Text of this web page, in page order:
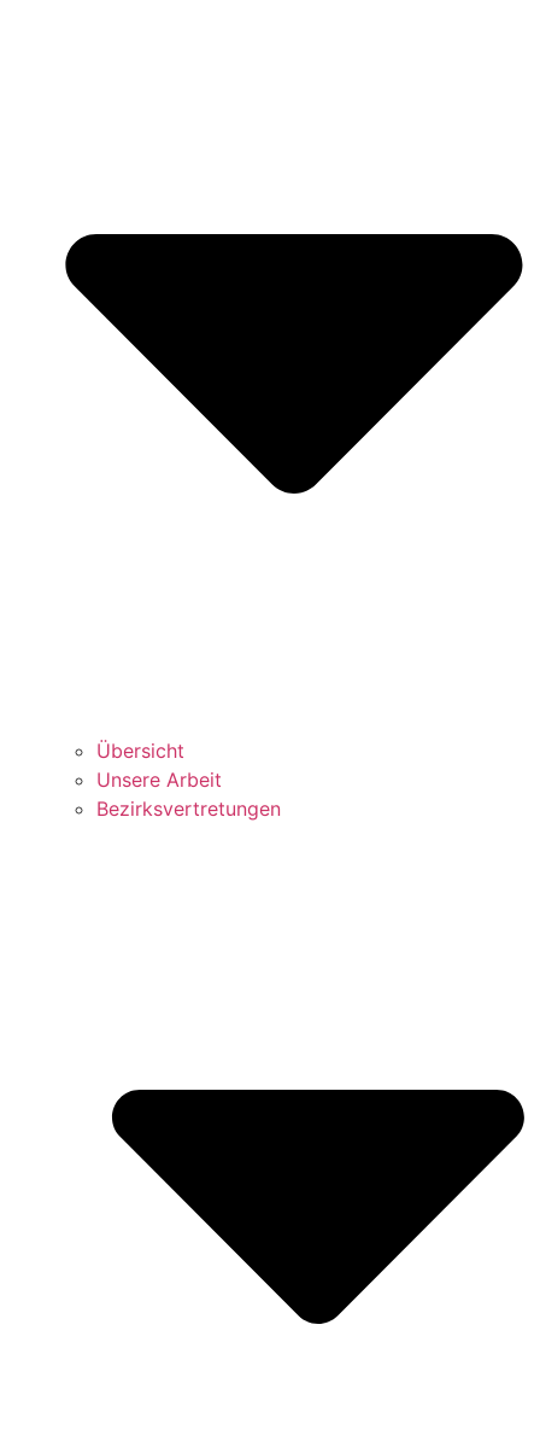
Über­sicht
Unse­re Arbeit
Bezirks­vertretungen